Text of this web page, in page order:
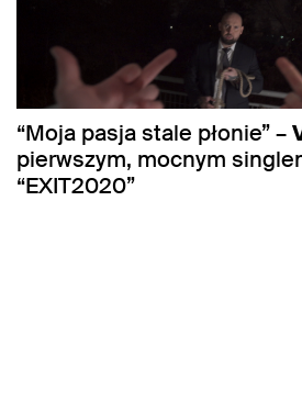
“Moja pasja stale płonie” –
pierwszym, mocnym
“EXIT2020”